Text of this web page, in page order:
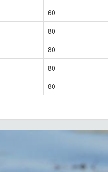
60
80
80
80
80